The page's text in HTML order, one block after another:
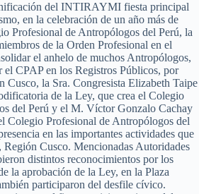
del INTIRAYMI fiesta principal
en la celebración de un año más de
Profesional de Antropólogos del Perú, la
de la Orden Profesional en el
el anhelo de muchos Antropólogos,
el CPAP en los Registros Públicos, por
la Sra. Congresista Elizabeth Taipe
de la Ley, que crea el Colegio
del Perú y el M. Víctor Gonzalo Cachay
Colegio Profesional de Antropólogos del
en las importantes actividades que
Cusco. Mencionadas Autoridades
distintos reconocimientos por los
la aprobación de la Ley, en la Plaza
participaron del desfile cívico.